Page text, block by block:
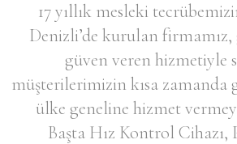
17 yıllık mesleki
Denizli’de kurulan
güven veren hizmetiyle
müşterilerimizin kısa zamanda
ülke geneline hizmet
Başta Hız Kontrol